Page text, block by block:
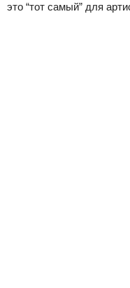
это “тот самый” для